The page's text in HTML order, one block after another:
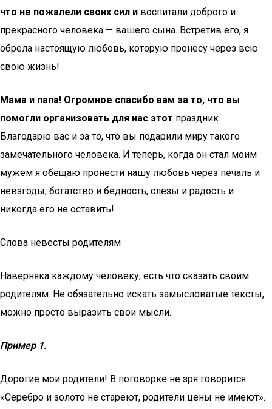
что не пожалели своих сил и воспитали доброго и
прекрасного человека — вашего сына. Встретив его, я
обрела настоящую любовь, которую пронесу через всю
свою жизнь!
Мама и папа! Огромное спасибо вам за то, что вы
помогли организовать для нас этот праздник.
Благодарю вас и за то, что вы подарили миру такого
замечательного человека. И теперь, когда он стал моим
мужем я обещаю пронести нашу любовь через печаль и
невзгоды, богатство и бедность, слезы и радость и
никогда его не оставить!
Слова невесты родителям
Наверняка каждому человеку, есть что сказать своим
родителям. Не обязательно искать замысловатые тексты,
можно просто выразить свои мысли.
Пример 1.
Дорогие мои родители! В поговорке не зря говорится
«Серебро и золото не стареют, родители цены не имеют».